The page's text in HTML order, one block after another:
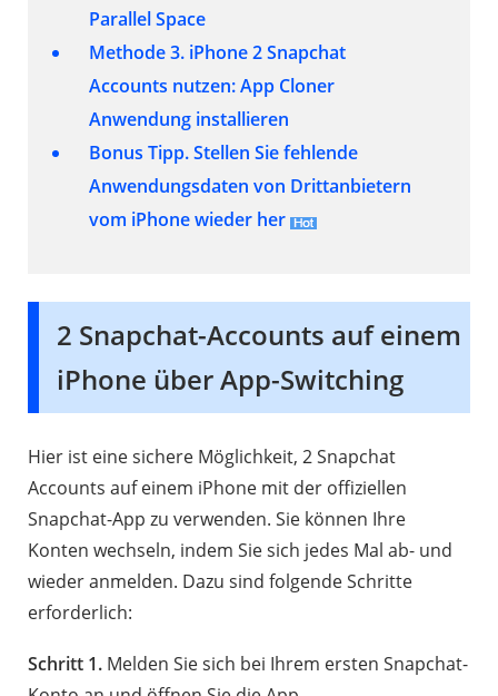
Parallel Space
Methode 3. iPhone 2 Snapchat
Accounts nutzen: App Cloner
Anwendung installieren
Bonus Tipp. Stellen Sie fehlende
Anwendungsdaten von Drittanbietern
vom iPhone wieder her
2 Snapchat-Accounts auf einem
iPhone über App-Switching
Hier ist eine sichere Möglichkeit, 2 Snapchat
Accounts auf einem iPhone mit der offiziellen
Snapchat-App zu verwenden. Sie können Ihre
Konten wechseln, indem Sie sich jedes Mal ab- und
wieder anmelden. Dazu sind folgende Schritte
erforderlich:
Schritt 1. Melden Sie sich bei Ihrem ersten Snapchat-